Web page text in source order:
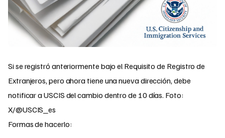
Si se registró anteriormente bajo el Requisito de Registro de
Extranjeros, pero ahora tiene una nueva dirección, debe
notificar a USCIS del cambio dentro de 10 días. Foto:
X/@USCIS_es
Formas de hacerlo: